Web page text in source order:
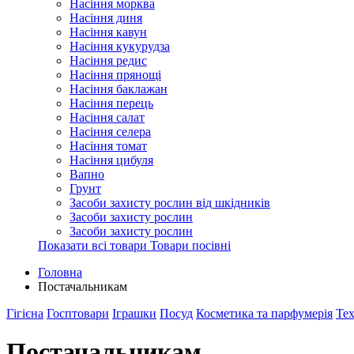
Насіння морква
Насіння диня
Насіння кавун
Насіння кукурудза
Насіння редис
Насіння прянощі
Насіння баклажан
Насіння перець
Насіння салат
Насіння селера
Насіння томат
Насіння цибуля
Вапно
Грунт
Засоби захисту рослин від шкідників
Засоби захисту рослин
Засоби захисту рослин
Показати всі товари Товари посівні
Головна
Постачальникам
Гігієна Госптовари Іграшки Посуд Косметика та парфумерія